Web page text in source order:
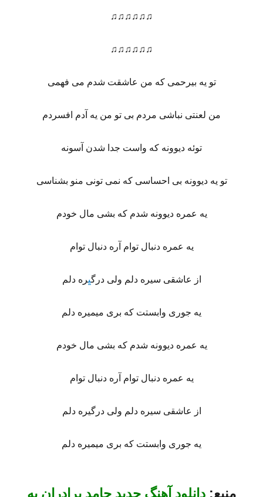
♫♫♫♫♫♫
♫♫♫♫♫♫
تو یه بیرحمی که من عاشقت شدم می فهمی
من لعنتی نباشی مردم بی تو من یه آدم افسردم
توئه دیوونه که واست جدا شدن آسونه
تو یه دیوونه بی احساسی که نمی تونی منو بشناسی
یه عمره دیوونه شدم که بشی مال خودم
یه عمره دنبال توام آره دنبال توام
از عاشقی سیره دلم ولی درگیره دلم
یه جوری وابستت که بری میمیره دلم
یه عمره دیوونه شدم که بشی مال خودم
یه عمره دنبال توام آره دنبال توام
از عاشقی سیره دلم ولی درگیره دلم
یه جوری وابستت که بری میمیره دلم
منبع: دانلود آهنگ جدید حامد برادران به